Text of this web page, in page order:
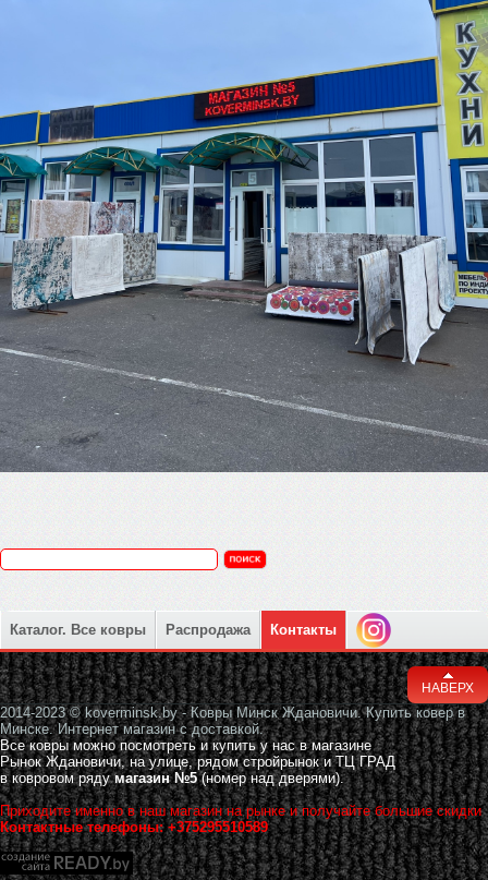
Каталог. Все ковры Распродажа Контакты
НАВЕРХ
2014-2023 © koverminsk.by - Ковры Минск Ждановичи. Купить ковер в
Минске. Интернет магазин с доставкой.
Все ковры можно посмотреть и купить у нас в магазине
Рынок Ждановичи, на улице, рядом стройрынок и ТЦ ГРАД
в ковровом рядумагазин №5(номер над дверями).
Приходите именно в наш магазин на рынке и получайте большие скидки
Контактные телефоны: +375295510589